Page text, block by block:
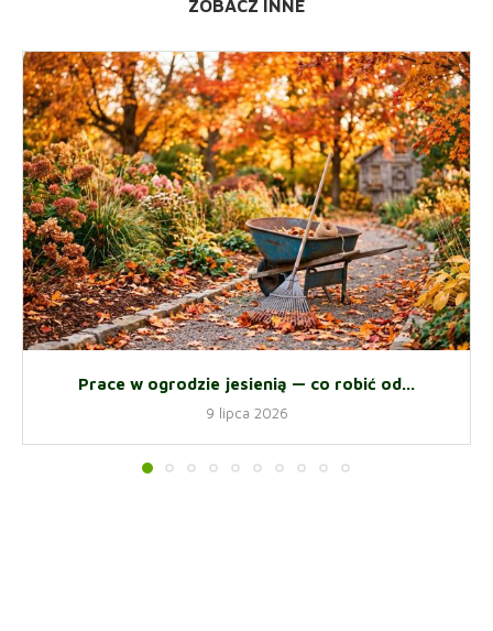
ZOBACZ INNE
Prace w ogrodzie jesienią — co robić od...
9 lipca 2026